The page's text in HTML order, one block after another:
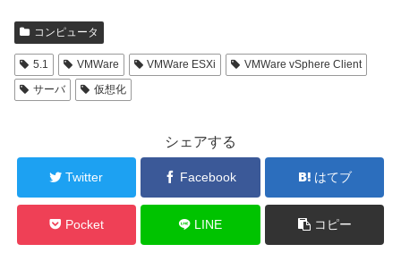
コンピュータ
5.1 VMWare VMWare ESXi
VMWare vSphere Client
サーバ
仮想化
シェアする
Twitter Facebook はてブ
Pocket LINE コピー